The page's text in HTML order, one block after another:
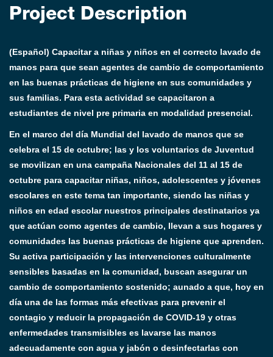
Project Description
(Español) Capacitar a niñas y niños en el correcto lavado de
manos para que sean agentes de cambio de comportamiento
en las buenas prácticas de higiene en sus comunidades y
sus familias. Para esta actividad se capacitaron a
estudiantes de nivel pre primaria en modalidad presencial.
En el marco del día Mundial del lavado de manos que se
celebra el 15 de octubre; las y los voluntarios de Juventud
se movilizan en una campaña Nacionales del 11 al 15 de
octubre para capacitar niñas, niños, adolescentes y jóvenes
escolares en este tema tan importante, siendo las niñas y
niños en edad escolar nuestros principales destinatarios ya
que actúan como agentes de cambio, llevan a sus hogares y
comunidades las buenas prácticas de higiene que aprenden.
Su activa participación y las intervenciones culturalmente
sensibles basadas en la comunidad, buscan asegurar un
cambio de comportamiento sostenido; aunado a que, hoy en
día una de las formas más efectivas para prevenir el
contagio y reducir la propagación de COVID-19 y otras
enfermedades transmisibles es lavarse las manos
adecuadamente con agua y jabón o desinfectarlas con